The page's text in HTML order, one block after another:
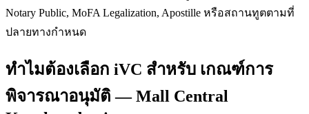
Notary Public, MoFA Legalization, Apostille หรือสถานทูตตามที่
ปลายทางกำหนด
ทำไมต้องเลือก iVC สำหรับ เกณฑ์การ
พิจารณาอนุมัติ — Mall Central